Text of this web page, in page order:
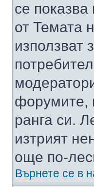
се
от Темата
използват
форумите,
ранга си.
изтрият
още по-
Върнете се в